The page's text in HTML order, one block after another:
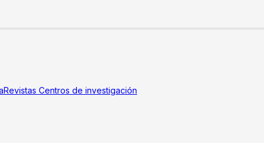
Revistas Centros de investigación